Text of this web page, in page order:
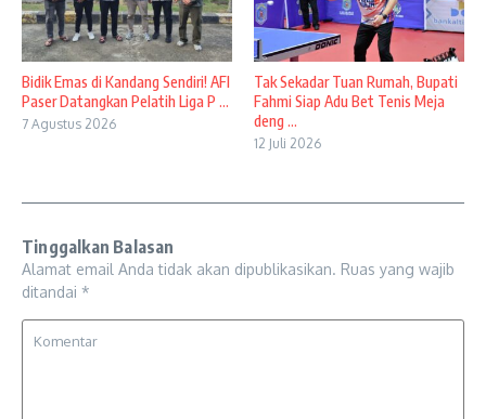
Bidik Emas di Kandang Sendiri! AFI
Paser Datangkan Pelatih Liga P ...
7 Agustus 2026
Tak Sekadar Tuan Rumah, Bupati
Fahmi Siap Adu Bet Tenis Meja
deng ...
12 Juli 2026
Tinggalkan Balasan
Alamat email Anda tidak akan dipublikasikan. Ruas yang wajib
ditandai *